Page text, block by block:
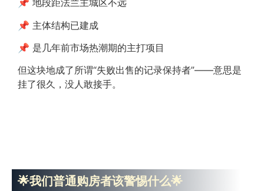
📌 地段距法兰主城区不远
📌 主体结构已建成
📌 是几年前市场热潮期的主打项目
但这块地成了所谓“失败出售的记录保持者”——意思是
挂了很久，没人敢接手。
🌟我们普通购房者该警惕什么🌟